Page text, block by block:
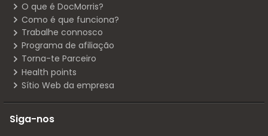
O que é DocMorris?
Como é que funciona?
Trabalhe connosco
Programa de afiliação
Torna-te Parceiro
Health points
Sítio Web da empresa
Siga-nos